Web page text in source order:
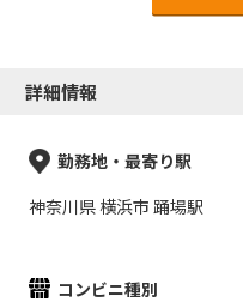
詳細情報
勤務地・最寄り駅
神奈川県 横浜市 踊場駅
コンビニ種別